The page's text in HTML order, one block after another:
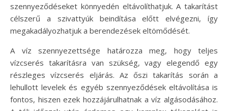
szennyeződéseket könnyedén eltávolíthatjuk. A takarítást
célszerű a szivattyúk beindítása előtt elvégezni, így
megakadályozhatjuk a berendezések eltömődését.
A víz szennyezettsége határozza meg, hogy teljes
vízcserés takarításra van szükség, vagy elegendő egy
részleges vízcserés eljárás. Az őszi takarítás során a
lehullott levelek és egyéb szennyeződések eltávolítása is
fontos, hiszen ezek hozzájárulhatnak a víz algásodásához.